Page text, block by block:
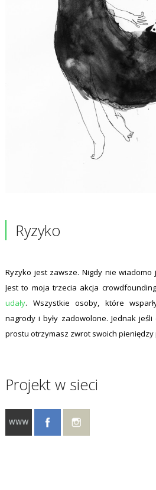
Ryzyko
Ryzyko jest zawsze. Nigdy nie
Jest to moja trzecia akcja
udały. Wszystkie osoby, które
nagrody i były zadowolone. Jednak
prostu otrzymasz zwrot swoich
Projekt w sieci